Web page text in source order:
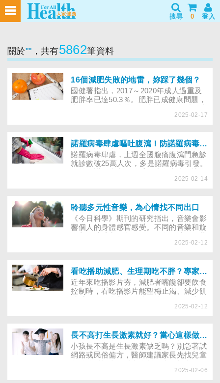
搜尋 0 登入
關於"" ，共有5862筆資料
16個減肥失敗的地雷，妳踩了幾個？
國健署指出，2017～2020年成人過重及
肥胖率已達50.3％。肥胖已成健康問題，
敗的行為，你犯了幾個？少量多餐比規律
2025-02-17
諾羅病毒肆虐嘔吐腹瀉！防諾羅病毒、腸病毒 飲食及消毒漂白水這樣準備
諾羅病毒肆虐，上週全國腹痛腹瀉門急診
就診數破25萬人次，多是諾羅病毒引發。
家染病，後續則是腸病毒流行季，快搞懂
2025-02-14
聆聽多元性音樂，為心情找不同出口
《今日科學》期刊的研究指出，音樂會影
響個人的身體感官感受。不同的音樂和旋
氏基金會心理衛生中心主任葉雅馨建議透
2025-02-12
看吃播助減肥、生理期吃不胖？專家破解減重迷思
近年來吃播影片夯，減肥者嘴饞卻要飲食
控制時，看吃播影片能望梅止渴、減少飢
開？另外，女生在生理期間大吃大喝，不
2025-02-12
長不高打生長激素就好？當心這樣做「揠苗助長」
小孩長不高是生長激素缺乏嗎？別急著試
網路或民俗偏方，醫師建議家長先找兒童
來治療，才有機會讓孩子長高，否則錯誤
2025-02-06